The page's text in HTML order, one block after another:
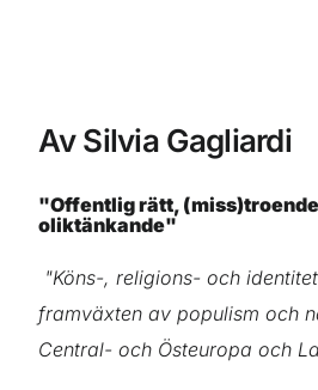
Av Silvia Gagliardi
"Offentlig rätt,
oliktänkande"
"Köns-, religions- och
framväxten av populism och
Central- och Östeuropa och